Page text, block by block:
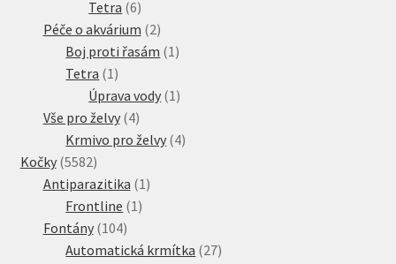
produkty
Tetra 66
produktů
Péče o akvárium 22
produkty
Boj proti řasám 1 1
Tetra 1 1
produkt
Úprava vody 1 1
Vše pro želvy 44
produkty
Krmivo pro želvy 44
Kočky 55825582
produktů
Antiparazitika 1 1
Frontline 1 1
Fontány 104104
produktů
Automatická krmítka 2727